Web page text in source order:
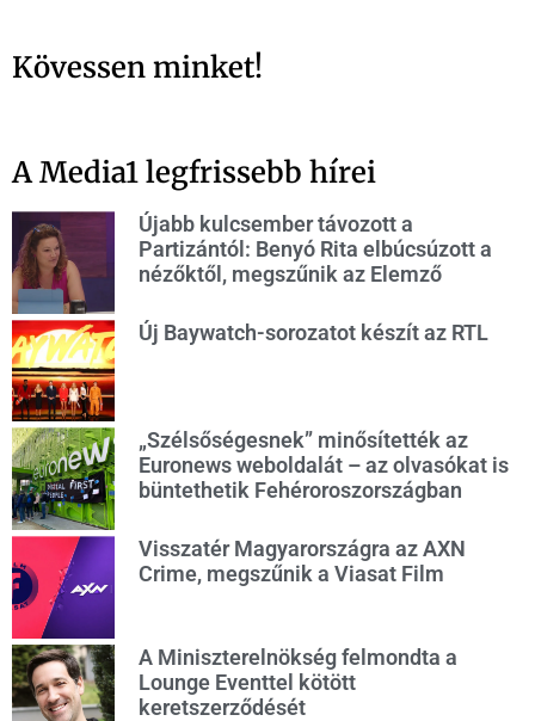
Kövessen minket!
A Media1 legfrissebb hírei
Újabb kulcsember távozott a
Partizántól: Benyó Rita elbúcsúzott a
nézőktől, megszűnik az Elemző
Új Baywatch-sorozatot készít az RTL
„Szélsőségesnek” minősítették az
Euronews weboldalát – az olvasókat is
büntethetik Fehéroroszországban
Visszatér Magyarországra az AXN
Crime, megszűnik a Viasat Film
A Miniszterelnökség felmondta a
Lounge Eventtel kötött
keretszerződését